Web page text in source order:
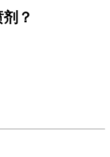
？